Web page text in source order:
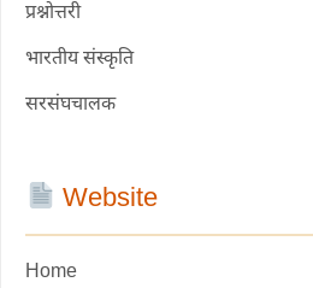
प्रश्नोत्तरी
भारतीय संस्कृति
सरसंघचालक
Website
Home